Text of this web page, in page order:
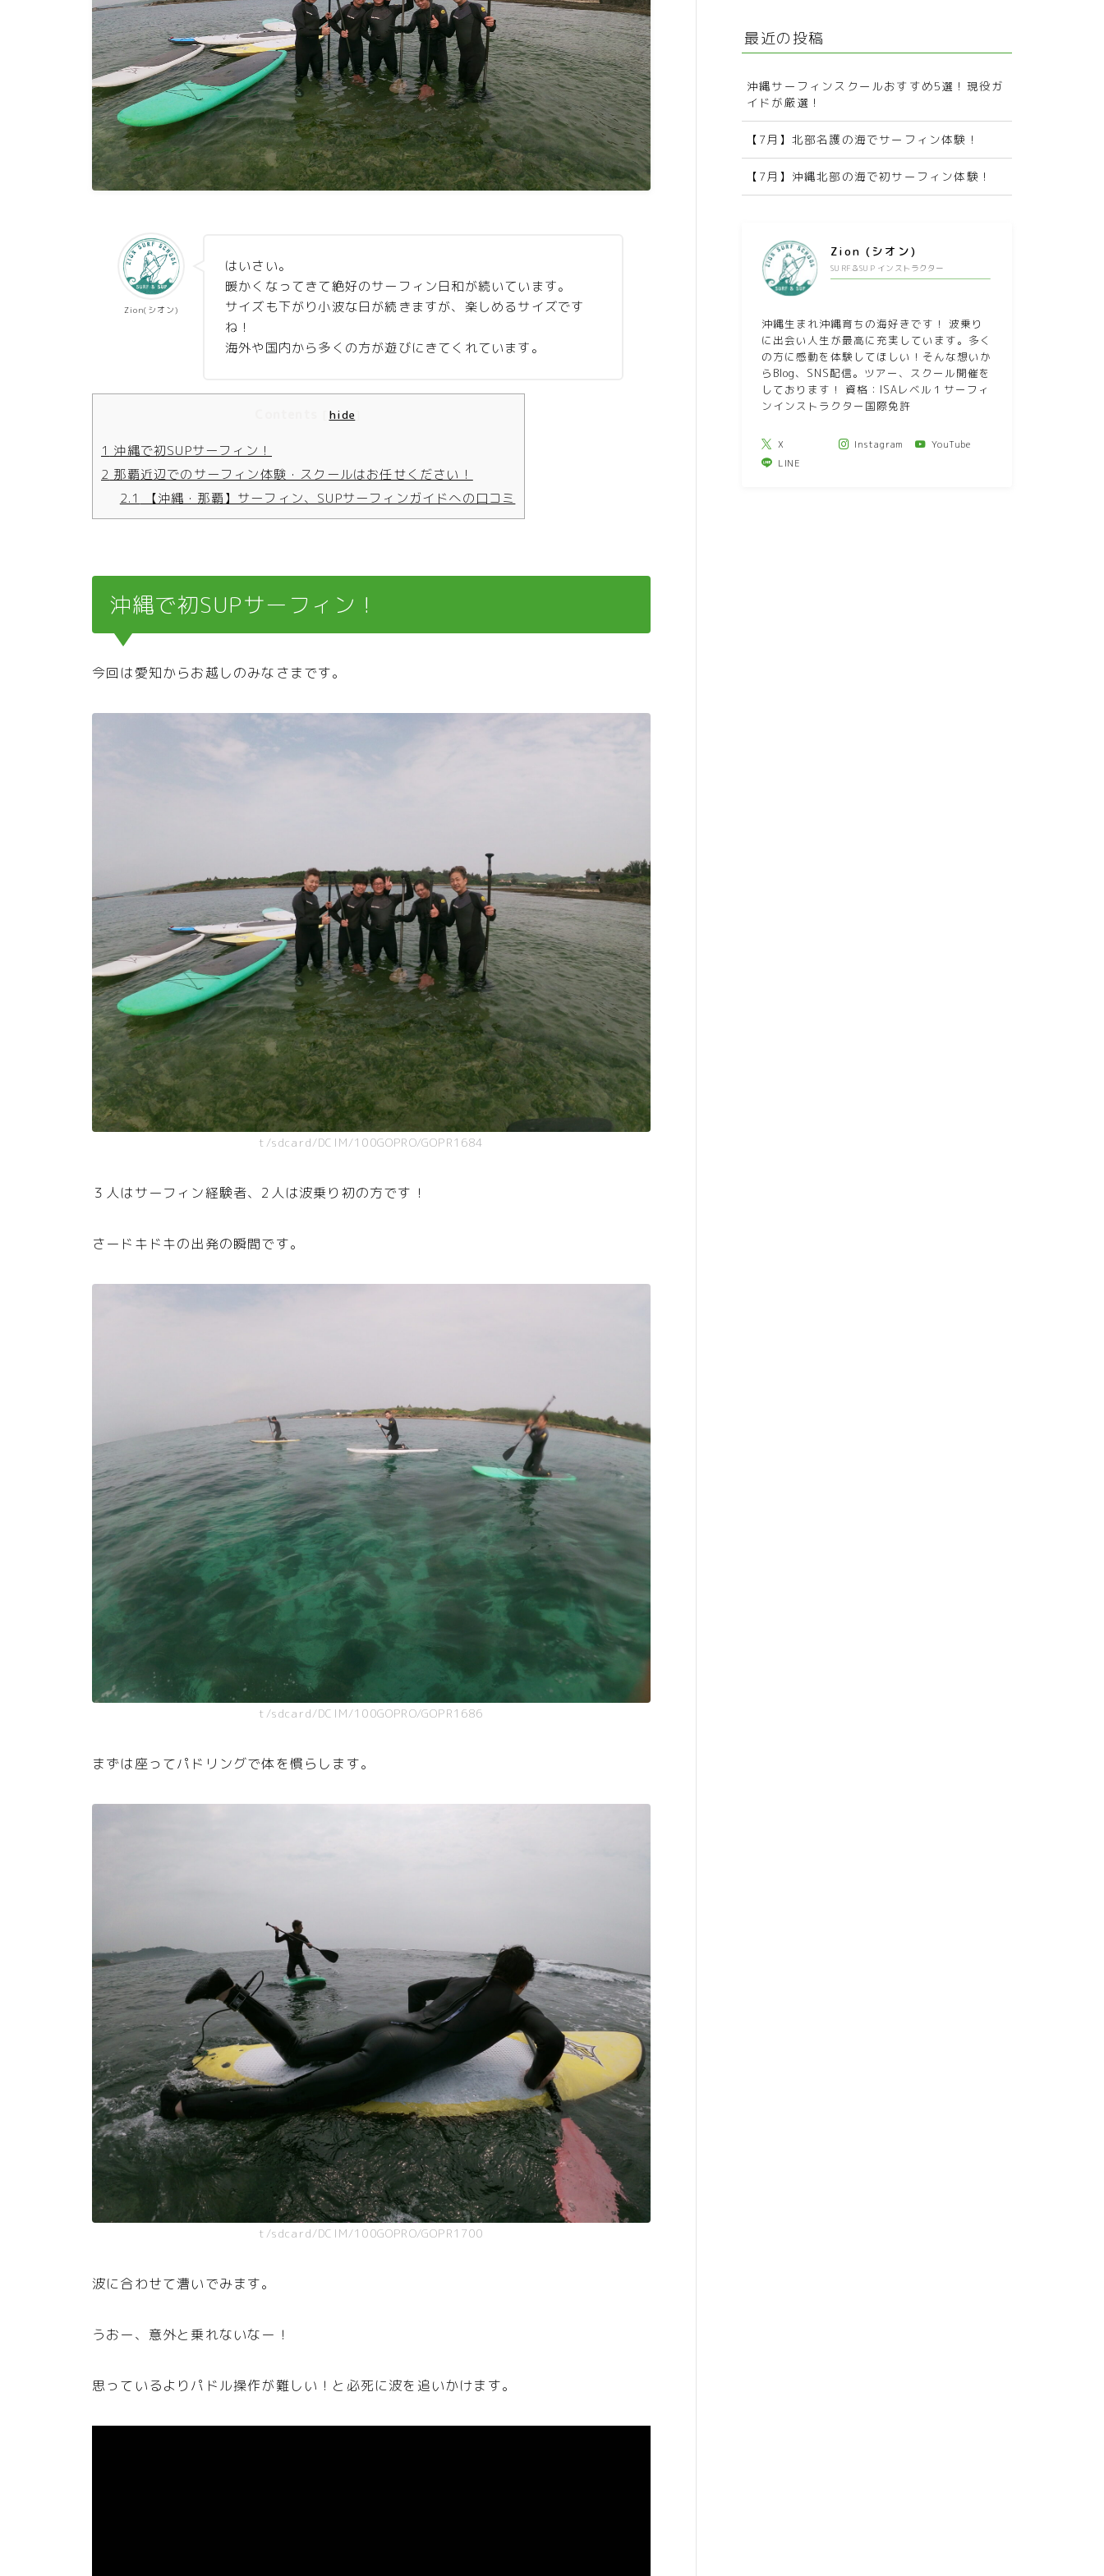
Zion(シオン)
はいさい。
暖かくなってきて絶好のサーフィン日和が続いています。
サイズも下がり小波な日が続きますが、楽しめるサイズです
ね！
海外や国内から多くの方が遊びにきてくれています。
hide
1 沖縄で初SUPサーフィン！
2 那覇近辺でのサーフィン体験・スクールはお任せください！
2.1
【沖縄・那覇】サーフィン、SUPサーフィンガイドへの口コミ
沖縄で初SUPサーフィン！
今回は愛知からお越しのみなさまです。
t/sdcard/DCIM/100GOPRO/GOPR1684
３人はサーフィン経験者、2人は波乗り初の方です！
さードキドキの出発の瞬間です。
t/sdcard/DCIM/100GOPRO/GOPR1686
まずは座ってパドリングで体を慣らします。
t/sdcard/DCIM/100GOPRO/GOPR1700
波に合わせて漕いでみます。
うおー、意外と乗れないなー！
思っているよりパドル操作が難しい！と必死に波を追いかけます。
最近の投稿
沖縄サーフィンスクールおすすめ5選！現役ガ
イドが厳選！
【7月】北部名護の海でサーフィン体験！
【7月】沖縄北部の海で初サーフィン体験！
Zion (シオン)
SURF＆SUP インストラクター
沖縄生まれ沖縄育ちの海好きです！ 波乗り
に出会い人生が最高に充実しています。多く
の方に感動を体験してほしい！そんな想いか
らBlog、SNS配信。ツアー、スクール開催を
しております！ 資格：ISAレベル１サーフィ
ンインストラクター国際免許
X Instagram
YouTube
LINE